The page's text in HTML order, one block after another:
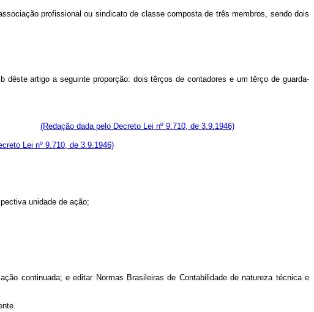
profissional ou sindicato de classe composta de três membros, sendo dois
artigo a seguinte proporção: dois têrços de contadores e um têrço de guarda-
Federal. (Redação dada pelo Decreto Lei nº 9.710, de 3.9.1946)
Lei nº 9.710, de 3.9.1946)
unidade de ação;
continuada; e editar Normas Brasileiras de Contabilidade de natureza técnica e